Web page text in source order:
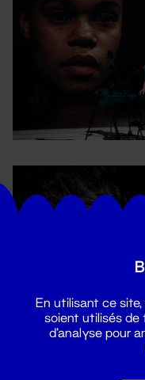
En utilisant ce
soient utilisés de
d'analyse pour